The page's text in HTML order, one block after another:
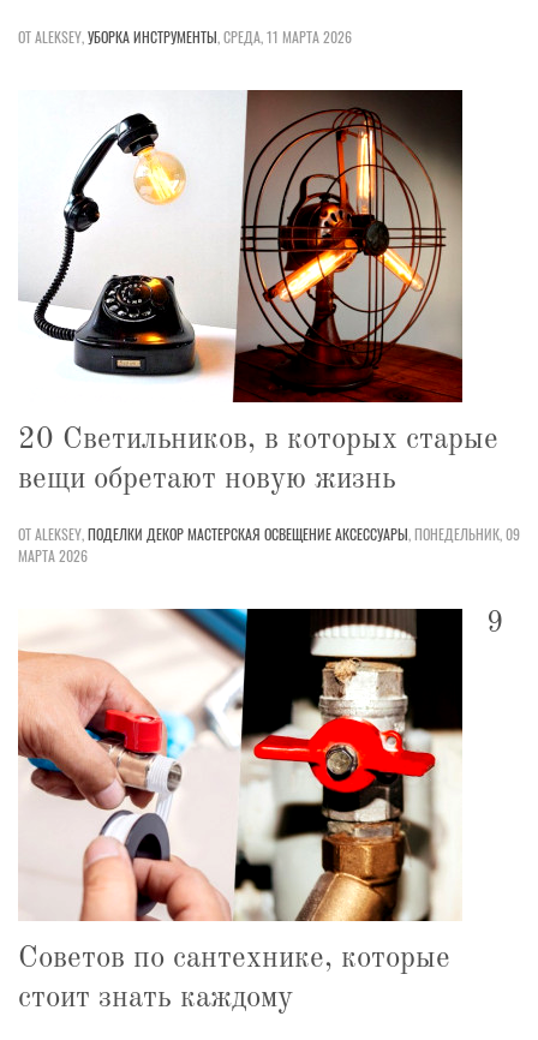
ОТ ALEKSEY,УБОРКАИНСТРУМЕНТЫ,СРЕДА, 11 МАРТА 2026
20 Светильников, в которых старые
вещи обретают новую жизнь
ОТ ALEKSEY,ПОДЕЛКИ ДЕКОРМАСТЕРСКАЯ ОСВЕЩЕНИЕАКСЕССУАРЫ,ПОНЕДЕЛЬНИК, 09
МАРТА 2026
9
Советов по сантехнике, которые
стоит знать каждому